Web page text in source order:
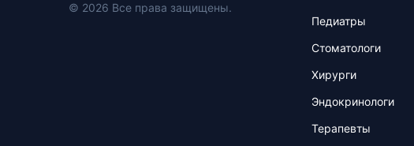
© 2026 Все права защищены.
Педиатры
Стоматологи
Хирурги
Эндокринологи
Терапевты